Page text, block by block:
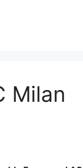
Milan